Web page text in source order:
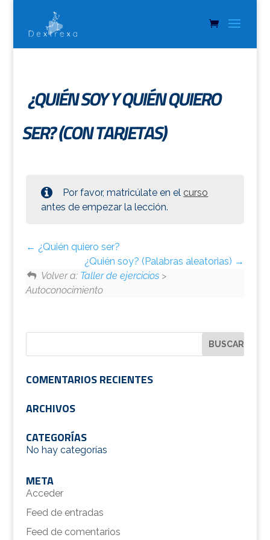
¿QUIÉN SOY Y QUIÉN QUIERO
SER? (CON TARJETAS)
Por favor, matricúlate en el curso
antes de empezar la lección.
¿Quién quiero ser?
¿Quién soy? (Palabras aleatorias)
Volver a: Taller de ejercicios >
Autoconocimiento
COMENTARIOS RECIENTES
ARCHIVOS
CATEGORÍAS
No hay categorías
META
Acceder
Feed de entradas
Feed de comentarios